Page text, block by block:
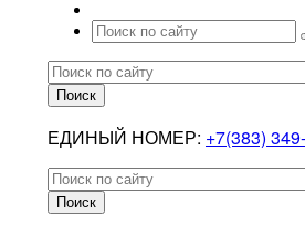
ЕДИНЫЙ НОМЕР: +7(383)